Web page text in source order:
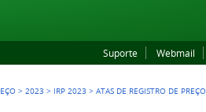
Suporte Webmail
>2023 > IRP 2023 >ATAS DE REGISTRO DE